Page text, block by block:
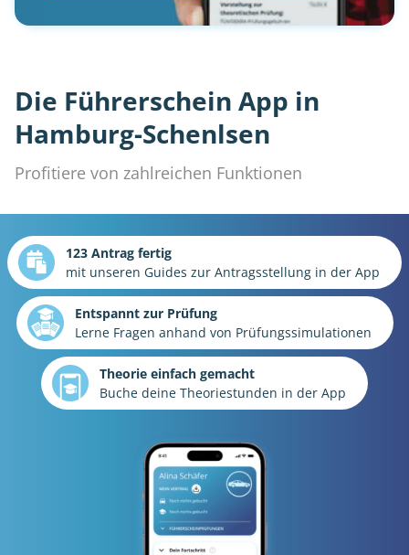
Die Führerschein App in
Hamburg-Schenlsen
Profitiere von zahlreichen Funktionen
123 Antrag fertig
mit unseren Guides zur Antragsstellung in der App
Entspannt zur Prüfung
Lerne Fragen anhand von Prüfungssimulationen
Theorie einfach gemacht
Buche deine Theoriestunden in der App